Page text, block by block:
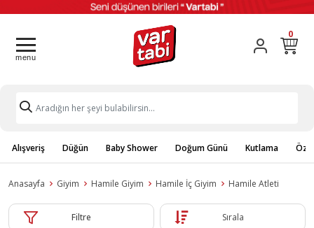
0
Alışveriş Düğün Baby Shower Doğum Günü Kutlama
Anasayfa Giyim Hamile Giyim Hamile İç Giyim Hamile Atleti
Filtre Sırala